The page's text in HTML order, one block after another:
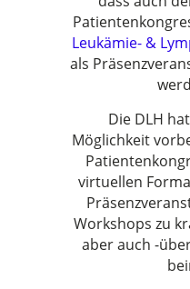
Leukämie- &
als
Die DLH
Möglichkeit
virtuellen
Workshops zu
aber auch -